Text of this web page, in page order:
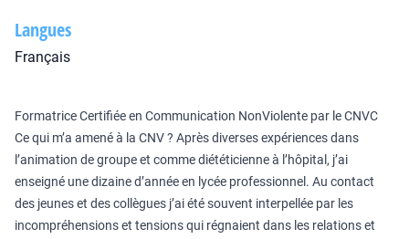
Langues
Français
Formatrice Certifiée en Communication NonViolente par le CNVC
Ce qui m’a amené à la CNV ? Après diverses expériences dans
l’animation de groupe et comme diététicienne à l’hôpital, j’ai
enseigné une dizaine d’année en lycée professionnel. Au contact
des jeunes et des collègues j’ai été souvent interpellée par les
incompréhensions et tensions qui régnaient dans les relations et